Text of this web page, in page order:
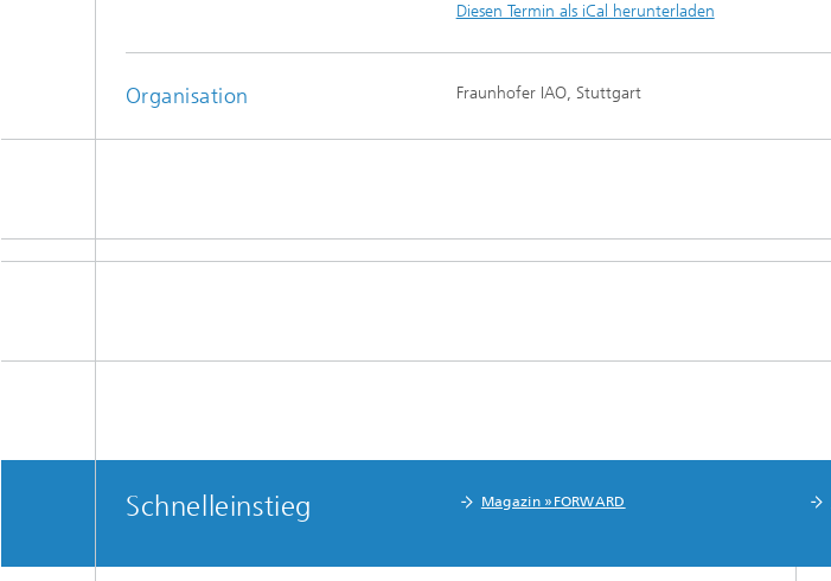
Diesen Termin als iCal herunterladen
Organisation Fraunhofer IAO, Stuttgart
Schnelleinstieg Magazin »FORWARD